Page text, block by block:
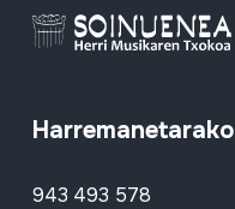
Harremanetarako
943 493 578